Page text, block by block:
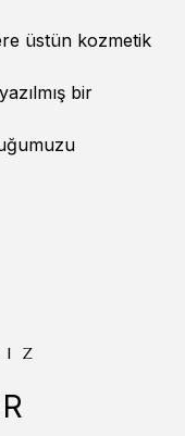
üstün kozmetik
bir